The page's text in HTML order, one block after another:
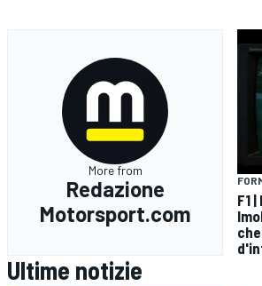
More from
Redazione
Motorsport.com
F1
Ultime notizie